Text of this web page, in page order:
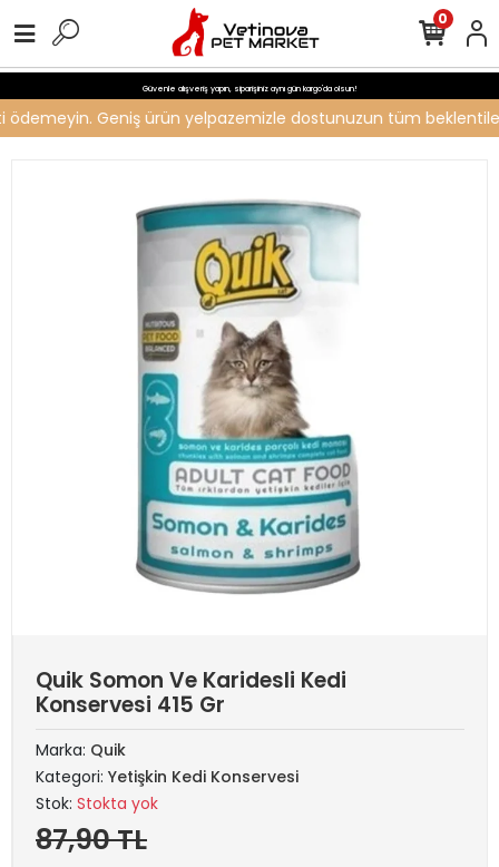
Güvenle alışveriş yapın, siparişiniz aynı gün kargo'da olsun!
Geniş ürün yelpazemizle dostunuzun tüm
0
Quik Somon Ve Karidesli Kedi
Konservesi 415 Gr
Marka: Quik
Kategori: Yetişkin Kedi Konservesi
Stok: Stokta yok
87,90 TL